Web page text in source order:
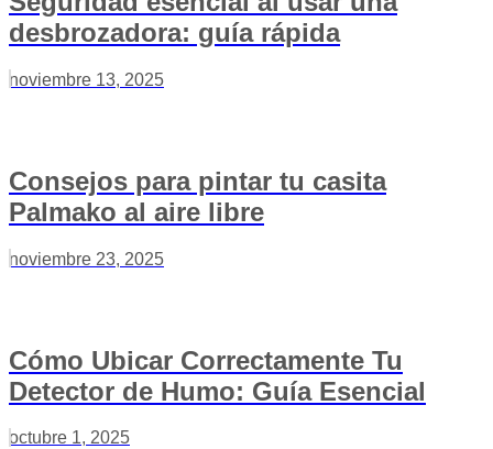
desbrozadora: guía rápida
noviembre 13, 2025
Consejos para pintar tu casita
Palmako al aire libre
noviembre 23, 2025
Cómo Ubicar Correctamente Tu
Detector de Humo: Guía Esencial
octubre 1, 2025